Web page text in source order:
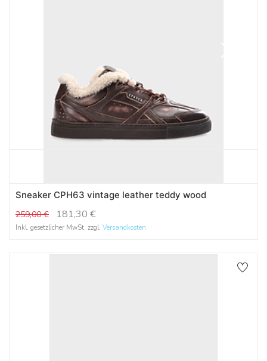
Sneaker CPH63 vintage leather teddy wood
259,00€ 181,30 €
Inkl. gesetzlicher MwSt. zzgl. Versandkosten